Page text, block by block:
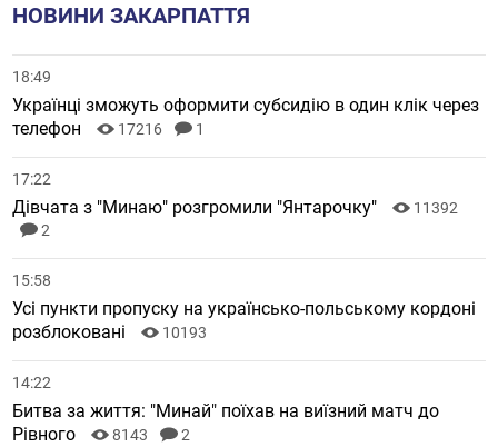
НОВИНИ ЗАКАРПАТТЯ
18:49
Українці зможуть оформити субсидію в один клік через
телефон
17216 1
17:22
Дівчата з "Минаю" розгромили "Янтарочку"
11392
2
15:58
Усі пункти пропуску на українсько-польському кордоні
розблоковані
10193
14:22
Битва за життя: "Минай" поїхав на виїзний матч до
Рівного
8143 2